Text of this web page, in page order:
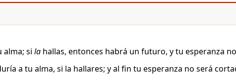
alma; si la hallas, entonces habrá un futuro, y tu esperanza
a tu alma, si la hallares; y al fin tu esperanza no será